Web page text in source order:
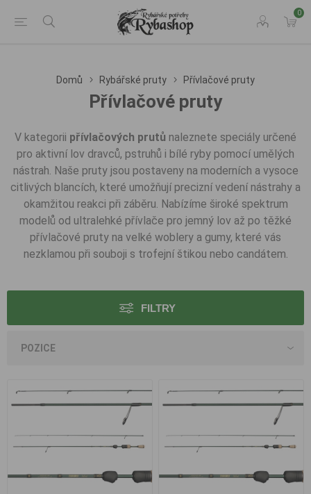
0
Domů Rybářské pruty Přívlačové pruty
Přívlačové pruty
V kategorii přívlačových prutů naleznete speciály určené
pro aktivní lov dravců, pstruhů i bílé ryby pomocí umělých
nástrah. Naše pruty jsou postaveny na moderních a vysoce
citlivých blancích, které umožňují precizní vedení nástrahy a
okamžitou reakci při záběru. Nabízíme široké spektrum
modelů od ultralehké přívlače pro jemný lov až po těžké
přívlačové pruty na velké woblery a gumy, které vás
nezklamou při souboji s trofejní štikou nebo candátem.
FILTRY